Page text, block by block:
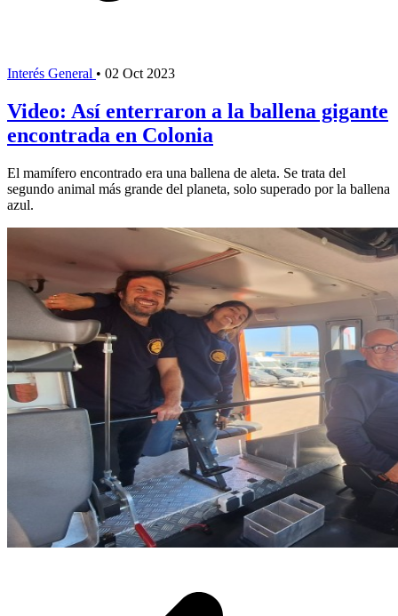
Interés General • 02 Oct 2023
Video: Así enterraron a la ballena gigante
encontrada en Colonia
El mamífero encontrado era una ballena de aleta. Se trata del
segundo animal más grande del planeta, solo superado por la ballena
azul.